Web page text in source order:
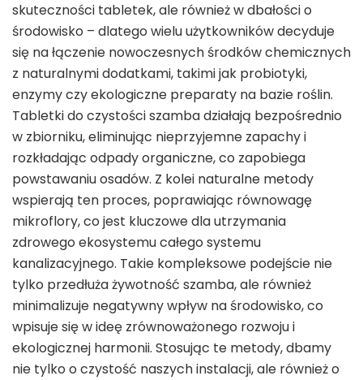
skuteczności tabletek, ale również w dbałości o
środowisko – dlatego wielu użytkowników decyduje
się na łączenie nowoczesnych środków chemicznych
z naturalnymi dodatkami, takimi jak probiotyki,
enzymy czy ekologiczne preparaty na bazie roślin.
Tabletki do czystości szamba działają bezpośrednio
w zbiorniku, eliminując nieprzyjemne zapachy i
rozkładając odpady organiczne, co zapobiega
powstawaniu osadów. Z kolei naturalne metody
wspierają ten proces, poprawiając równowagę
mikroflory, co jest kluczowe dla utrzymania
zdrowego ekosystemu całego systemu
kanalizacyjnego. Takie kompleksowe podejście nie
tylko przedłuża żywotność szamba, ale również
minimalizuje negatywny wpływ na środowisko, co
wpisuje się w ideę zrównoważonego rozwoju i
ekologicznej harmonii. Stosując te metody, dbamy
nie tylko o czystość naszych instalacji, ale również o